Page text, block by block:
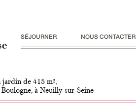
SÉJOURNER NOUS CONTACTER
jardin de 415 m²,
à Neuilly-sur-Seine